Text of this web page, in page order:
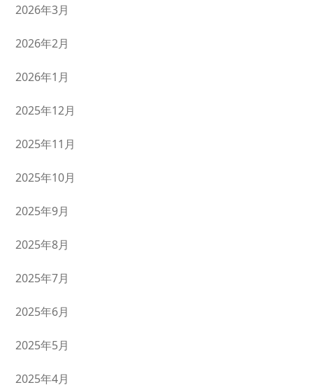
2026年3月
2026年2月
2026年1月
2025年12月
2025年11月
2025年10月
2025年9月
2025年8月
2025年7月
2025年6月
2025年5月
2025年4月